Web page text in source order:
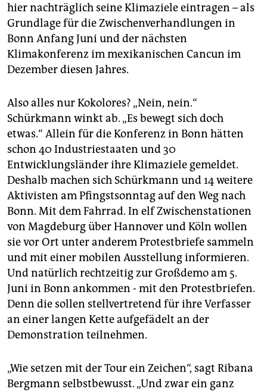
hier nachträglich seine Klimaziele eintragen – als
Grundlage für die Zwischenverhandlungen in
Bonn Anfang Juni und der nächsten
Klimakonferenz im mexikanischen Cancun im
Dezember diesen Jahres.
Also alles nur Kokolores? „Nein, nein.“
Schürkmann winkt ab. „Es bewegt sich doch
etwas.“ Allein für die Konferenz in Bonn hätten
schon 40 Industriestaaten und 30
Entwicklungsländer ihre Klimaziele gemeldet.
Deshalb machen sich Schürkmann und 14 weitere
Aktivisten am Pfingstsonntag auf den Weg nach
Bonn. Mit dem Fahrrad. In elf Zwischenstationen
von Magdeburg über Hannover und Köln wollen
sie vor Ort unter anderem Protestbriefe sammeln
und mit einer mobilen Ausstellung informieren.
Und natürlich rechtzeitig zur Großdemo am 5.
Juni in Bonn ankommen - mit den Protestbriefen.
Denn die sollen stellvertretend für ihre Verfasser
an einer langen Kette aufgefädelt an der
Demonstration teilnehmen.
„Wie setzen mit der Tour ein Zeichen“, sagt Ribana
Bergmann selbstbewusst. „Und zwar ein ganz